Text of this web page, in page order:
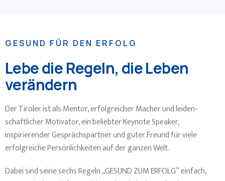
GESUND FÜR DEN ERFOLG
Lebe die Regeln, die Leben
verändern
Der Tiroler ist als Mentor, erfolgreicher Macher und leiden-
schaftlicher Motivator, ein beliebter Keynote Speaker,
inspirierender Gesprächspartner und guter Freund für viele
erfolgreiche Persönlichkeiten auf der ganzen Welt.
Dabei sind seine sechs Regeln „GESUND ZUM ERFOLG“ einfach,